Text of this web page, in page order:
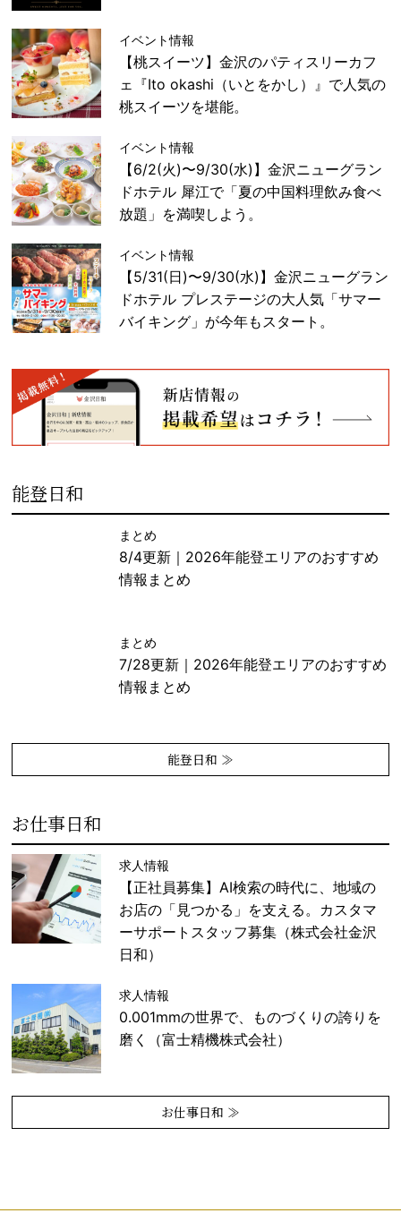
イベント情報
【桃スイーツ】金沢のパティスリーカフ
ェ『Ito okashi（いとをかし）』で人気の
桃スイーツを堪能。
イベント情報
【6/2(火)〜9/30(水)】金沢ニューグラン
ドホテル 犀江で「夏の中国料理飲み食べ
放題」を満喫しよう。
イベント情報
【5/31(日)〜9/30(水)】金沢ニューグラン
ドホテル プレステージの大人気「サマー
バイキング」が今年もスタート。
能登日和
まとめ
8/4更新｜2026年能登エリアのおすすめ
情報まとめ
まとめ
7/28更新｜2026年能登エリアのおすすめ
情報まとめ
能登日和 ≫
お仕事日和
求人情報
【正社員募集】AI検索の時代に、地域の
お店の「見つかる」を支える。カスタマ
ーサポートスタッフ募集（株式会社金沢
日和）
求人情報
0.001mmの世界で、ものづくりの誇りを
磨く（富士精機株式会社）
お仕事日和 ≫